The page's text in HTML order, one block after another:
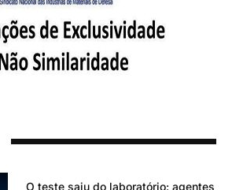
O teste saiu do laboratório: agentes